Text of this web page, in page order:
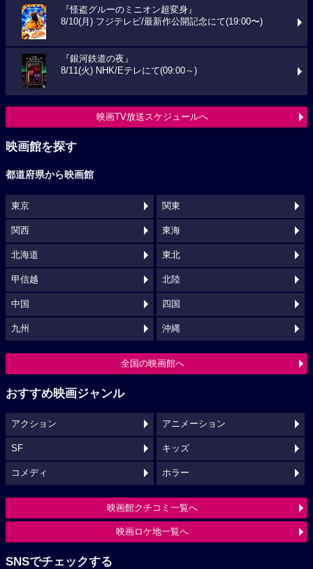
『怪盗グルーのミニオン超変身』
8/10(月) フジテレビ/最新作公開記念にて(19:00〜)
『銀河鉄道の夜』
8/11(火) NHK/Eテレにて(09:00～)
映画TV放送スケジュールへ
映画館を探す
都道府県から映画館
東京 関東
関西 東海
北海道 東北
甲信越 北陸
中国 四国
九州 沖縄
全国の映画館へ
おすすめ映画ジャンル
アクション アニメーション
SF キッズ
コメディ ホラー
映画館クチコミ一覧へ
映画ロケ地一覧へ
SNSでチェックする